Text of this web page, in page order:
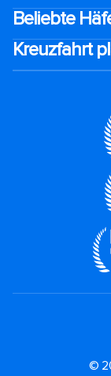
Beliebte
Kreuzfahrt
©